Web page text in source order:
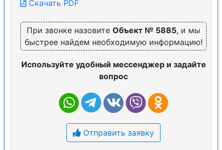
Скачать PDF
При звонке назовите Объект № 5885, и мы
быстрее найдем необходимую информацию!
Используйте удобный мессенджер и задайте
вопрос
Отправить заявку